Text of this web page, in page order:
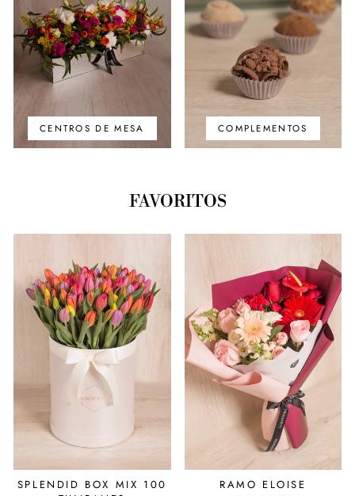
CENTROS DE MESA COMPLEMENTOS
FAVORITOS
SPLENDID BOX MIX 100
RAMO ELOISE